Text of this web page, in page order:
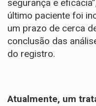
segurança e
último paciente foi
um prazo de cerca
conclusão das
do registro.
Atualmente, um